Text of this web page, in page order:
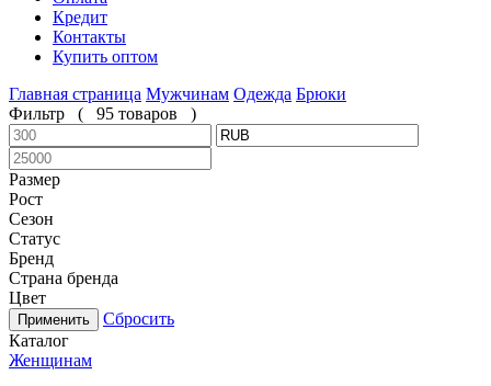
Кредит
Контакты
Купить оптом
Главная страница Мужчинам Одежда Брюки
Фильтр
( 95 товаров )
Размер
Рост
Сезон
Статус
Бренд
Страна бренда
Цвет
Сбросить
Каталог
Женщинам